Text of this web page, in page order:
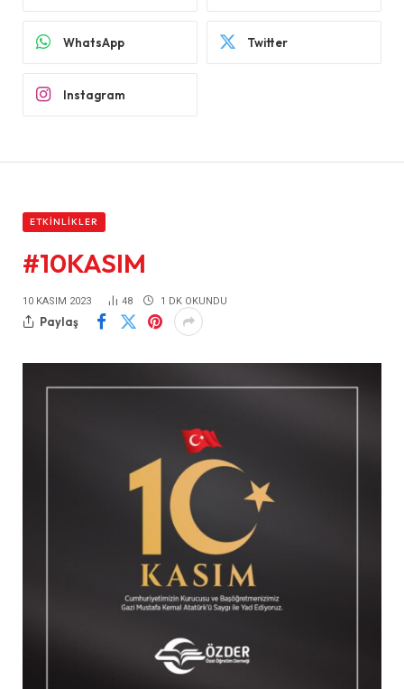
WhatsApp Twitter
Instagram
ETKINLIKLER
#10KASIM
10 KASIM 2023 48 1 DK OKUNDU
Paylaş